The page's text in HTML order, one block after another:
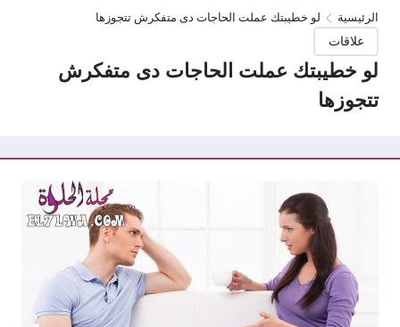
الرئيسية لو خطيبتك عملت الحاجات دى متفكرش تتجوزها
علاقات
لو خطيبتك عملت الحاجات دى متفكرش
تتجوزها